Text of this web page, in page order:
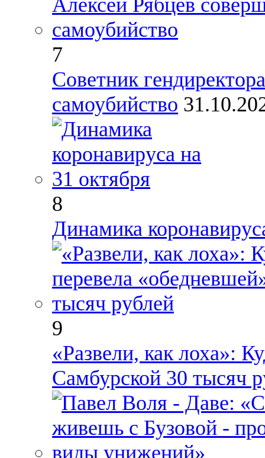
7
Советник
самоубийство
8
Динамика
9
«Развели, как лоха»:
Самбурской 30 тысяч